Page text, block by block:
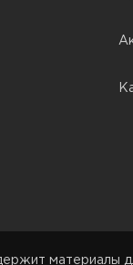
материалы